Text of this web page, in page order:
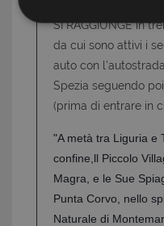
SI RAGGIUNGE in
da cui sono attivi i
auto con
Spezia seguendo
(prima di entrare in
"A metà tra Liguria e
confine,ll Piccolo
Magra, e le Sue
Punta Corvo, nello
Naturale di
Strettamente
Strettamente
I cookie strettamente
funzionalità del sito
degli utenti e la
non può essere
cookie strettamente